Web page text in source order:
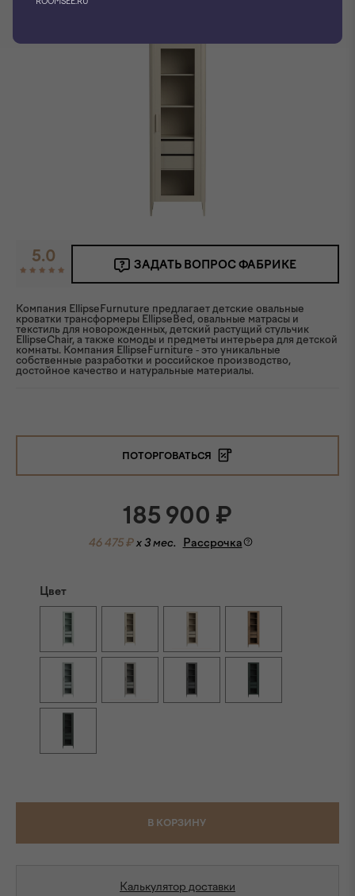
5.0 ЗАДАТЬ ВОПРОС ФАБРИКЕ
Компания EllipseFurnuture предлагает детские овальные
кроватки трансформеры EllipseBed, овальные матрасы и
текстиль для новорожденных, детский растущий стульчик
EllipseChair, а также комоды и предметы интерьера для детской
комнаты. Компания EllipseFurniture - это уникальные
собственные разработки и российское производство,
достойное качество и натуральные материалы.
ПОТОРГОВАТЬСЯ
185 900 ₽
46 475 ₽ x 3 мес. Рассрочка
Цвет
В КОРЗИНУ
Калькулятор доставки